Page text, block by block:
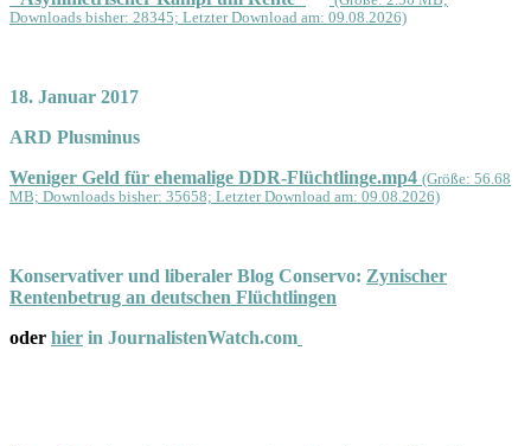
Downloads bisher: 28345; Letzter Download am: 09.08.2026)
18. Januar 2017
ARD Plusminus
Weniger Geld für ehemalige DDR-Flüchtlinge.mp4 (Größe: 56.68
MB; Downloads bisher: 35658; Letzter Download am: 09.08.2026)
Konservativer und liberaler Blog Conservo: Zynischer
Rentenbetrug an deutschen Flüchtlingen
oder hier in JournalistenWatch.com